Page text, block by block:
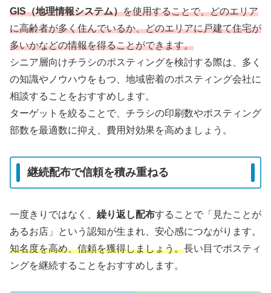
GIS（地理情報システム）を使用することで、どのエリア
に高齢者が多く住んでいるか、どのエリアに戸建て住宅が
多いかなどの情報を得ることができます。
シニア層向けチラシのポスティングを検討する際は、多く
の知識やノウハウをもつ、地域密着のポスティング会社に
相談することをおすすめします。
ターゲットを絞ることで、チラシの印刷数やポスティング
部数を最適数に抑え、費用対効果を高めましょう。
継続配布で信頼を積み重ねる
一度きりではなく、 繰り返し配布することで「見たことが
あるお店」という認知が生まれ、安心感につながります。
知名度を高め、信頼を獲得しましょう。長い目でポスティ
ングを継続することをおすすめします。